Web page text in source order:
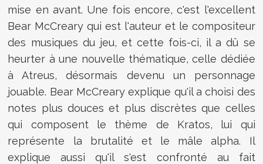
mise en avant. Une fois encore, c'est l'excellent
Bear McCreary qui est l'auteur et le compositeur
des musiques du jeu, et cette fois-ci, il a dû se
heurter à une nouvelle thématique, celle dédiée
à Atreus, désormais devenu un personnage
jouable. Bear McCreary explique qu'il a choisi des
notes plus douces et plus discrètes que celles
qui composent le thème de Kratos, lui qui
représente la brutalité et le mâle alpha. Il
explique aussi qu'il s'est confronté au fait